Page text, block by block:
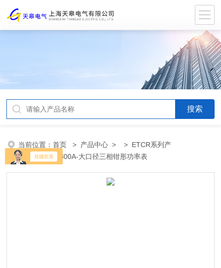
当前位置：首页 > 产品中心 > > ETCR系列产
品
> ETCR7300A-大口径三相钳形功率表